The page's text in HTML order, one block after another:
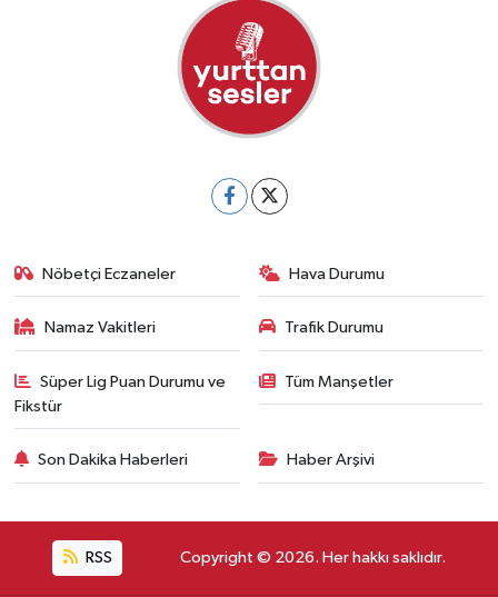
Nöbetçi Eczaneler Hava Durumu
Namaz Vakitleri Trafik Durumu
Süper Lig Puan Durumu ve
Fikstür
Tüm Manşetler
Son Dakika Haberleri Haber Arşivi
RSS Copyright © 2026. Her hakkı saklıdır.